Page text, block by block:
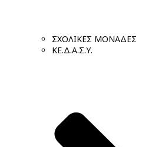
ΣΧΟΛΙΚΕΣ ΜΟΝΑΔΕΣ
ΚΕ.Δ.Α.Σ.Υ.